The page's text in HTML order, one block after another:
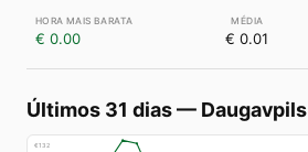
€ 0.00 € 0.01
Últimos 31 dias— Daugavpils
€132